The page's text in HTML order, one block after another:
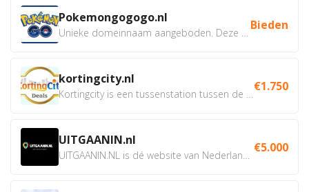
Pokemongogogo.nl Bieden
kortingcity.nl €1.750
UITGAANIN.nl €5.000